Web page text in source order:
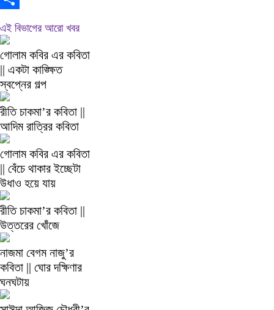
এই বিভাগের আরো খবর
গোলাম কবির এর কবিতা
|| একটা কাঙ্ক্ষিত
স্বপ্নের গল্প
রীতি চাকমা’র কবিতা ||
আদিম রাত্রির কবিতা
গোলাম কবির এর কবিতা
|| বেঁচে থাকার ইচ্ছেটা
উধাও হয়ে যায়
রীতি চাকমা’র কবিতা ||
উত্তরের খোঁজে
নাজমা বেগম নাজু’র
কবিতা || ঘোর দক্ষিণার
ঘনঘটায়